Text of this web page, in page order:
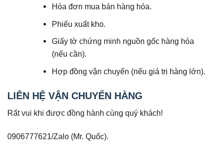
Hóa đơn mua bán hàng hóa.
Phiếu xuất kho.
Giấy tờ chứng minh nguồn gốc hàng hóa
(nếu cần).
Hợp đồng vận chuyển (nếu giá trị hàng lớn).
LIÊN HỆ VẬN CHUYỂN HÀNG
Rất vui khi được đồng hành cùng quý khách!
0906777621/Zalo (Mr. Quốc).